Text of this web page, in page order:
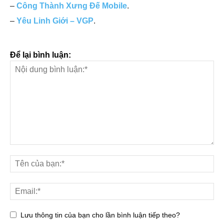
– Công Thành Xưng Đế Mobile.
– Yêu Linh Giới – VGP.
Để lại bình luận:
Lưu thông tin của bạn cho lần bình luận tiếp theo?